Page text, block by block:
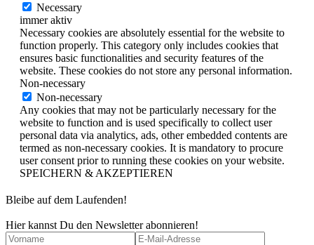
Necessary
immer aktiv
Necessary cookies are absolutely essential for the website to
function properly. This category only includes cookies that
ensures basic functionalities and security features of the
website. These cookies do not store any personal information.
Non-necessary
Non-necessary
Any cookies that may not be particularly necessary for the
website to function and is used specifically to collect user
personal data via analytics, ads, other embedded contents are
termed as non-necessary cookies. It is mandatory to procure
user consent prior to running these cookies on your website.
SPEICHERN & AKZEPTIEREN
Bleibe auf dem Laufenden!
Hier kannst Du den Newsletter abonnieren!